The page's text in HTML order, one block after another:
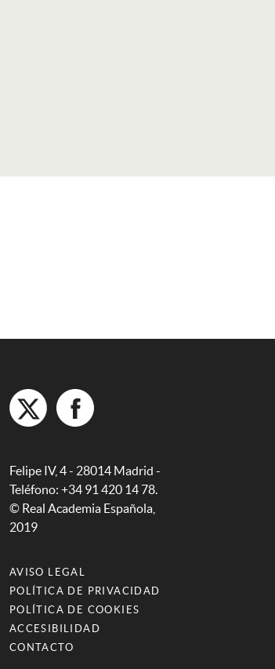
Felipe IV, 4 - 28014 Madrid -
Teléfono: +34 91 420 14 78.
© Real Academia Española,
2019
AVISO LEGAL
POLÍTICA DE PRIVACIDAD
POLÍTICA DE COOKIES
ACCESIBILIDAD
CONTACTO